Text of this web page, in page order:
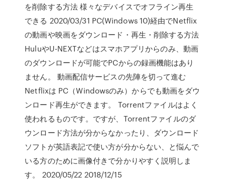
を削除する方法 様々なデバイスでオフライン再生
できる 2020/03/31 PC(Windows 10)経由でNetflix
の動画や映画をダウンロード・再生・削除する方法
HuluやU-NEXTなどはスマホアプリからのみ、動画
のダウンロードが可能でPCからの録画機能はあり
ません。 動画配信サービスの先陣を切って進む
Netflixは PC（Windowsのみ）からでも動画をダウ
ンロード再生ができます。 Torrentファイルはよく
使われるものです。ですが、Torrentファイルのダ
ウンロード方法が分からなかったり、ダウンロード
ソフトが英語表記で使い方が分からない、と悩んで
いる方のために画像付きで分かりやすく説明しま
す。 2020/05/22 2018/12/15